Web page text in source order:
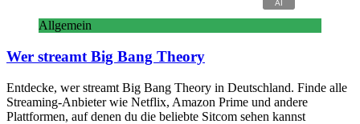
Allgemein
Wer streamt Big Bang Theory
Entdecke, wer streamt Big Bang Theory in Deutschland. Finde alle
Streaming-Anbieter wie Netflix, Amazon Prime und andere
Plattformen, auf denen du die beliebte Sitcom sehen kannst